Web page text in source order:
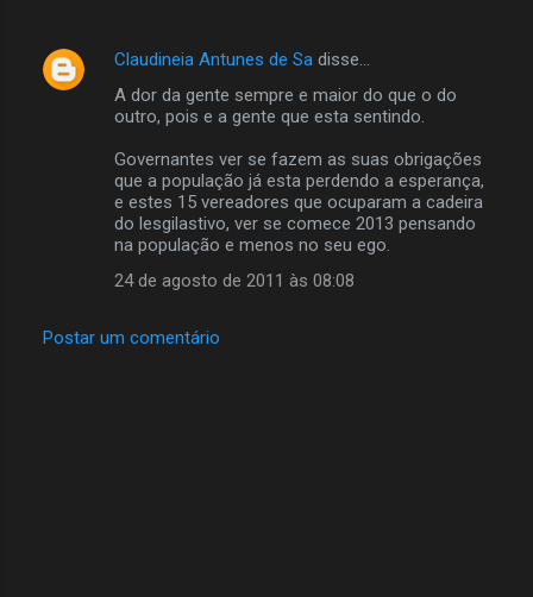
Claudineia Antunes de Sa disse…
A dor da gente sempre e maior do que o do
outro, pois e a gente que esta sentindo.
Governantes ver se fazem as suas obrigações
que a população já esta perdendo a esperança,
e estes 15 vereadores que ocuparam a cadeira
do lesgilastivo, ver se comece 2013 pensando
na população e menos no seu ego.
24 de agosto de 2011 às 08:08
Postar um comentário